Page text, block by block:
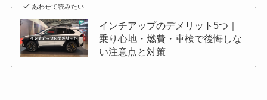
あわせて読みたい
インチアップのデメリット5つ｜
乗り心地・燃費・車検で後悔しな
い注意点と対策